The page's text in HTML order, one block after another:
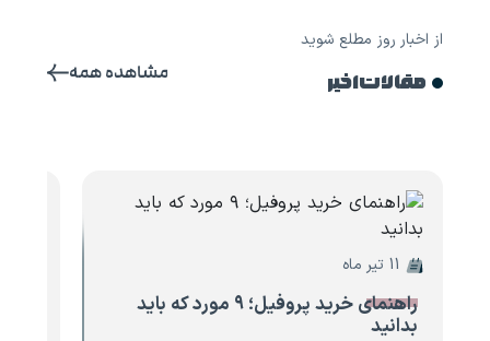
از اخبار روز مطلع شوید
مقالات اخیر مشاهده همه
راهنمای خرید پروفیل؛ ۹ مورد که باید
بدانید